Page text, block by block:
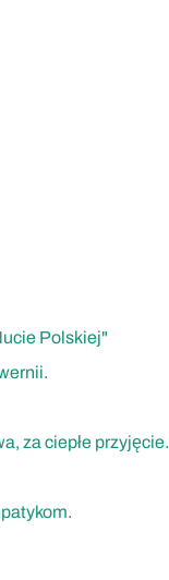
Polskiej"
za ciepłe przyjęcie.